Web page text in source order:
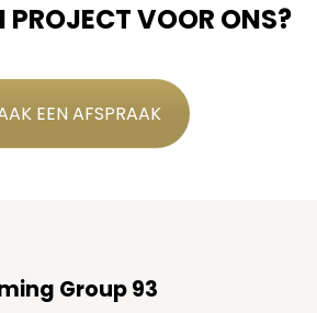
PROJECT VOOR ONS?
EEN AFSPRAAK
Group 93